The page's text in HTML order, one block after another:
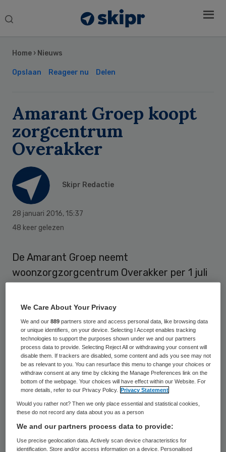
Search
Home › Nieuws
Opslaan Reageer nu Delen
Amarant Groep koopt
zorgcentrum
Overakker
Skipr Redactie
28 januari 2016, 15:37
48 keer gelezen
De Amarant Groep neemt
woonzorgzorgcentrum Overakker per 1 juli
BN De Stem.
De Amarant Groep, waartoe de merken
Amarant, Idris, Dr. Leo Kannerhuis Brabant
en Pauwer behoren, gaat het
woonzorgcentrum gebruiken voor tijdelijke
huisvesting van cliënten van Amarant.
In het woonzorgcentrum wonen op dit
moment 23 clienten van Stichting Elisabeth.
Deze worden de komende maanden
Sidebar
We Care About Your Privacy
We and our889 partners store and access personal data, like browsing data
or unique identifiers, on your device. Selecting I Accept enables tracking
technologies to support the purposes shown under we and our partners
process data to provide. Selecting Reject All or withdrawing your consent will
disable them. If trackers are disabled, some content and ads you see may not
be as relevant to you. You can resurface this menu to change your choices or
withdraw consent at any time by clicking the Manage Preferences link on the
bottom of the webpage. Your choices will have effect within our Website. For
more details, refer to our Privacy Policy.
Privacy Statement
Would you rather not? Then we only place essential and statistical cookies,
these do not record any data about you as a person
We and our partners process data to provide:
Use precise geolocation data. Actively scan device characteristics for
identification. Store and/or access information on a device. Personalised